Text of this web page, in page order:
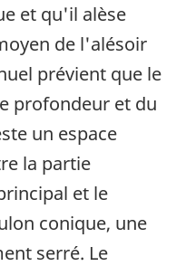
et qu'il alèse
de l'alésoir
prévient que le
profondeur et du
un espace
la partie
et le
conique, une
serré. Le